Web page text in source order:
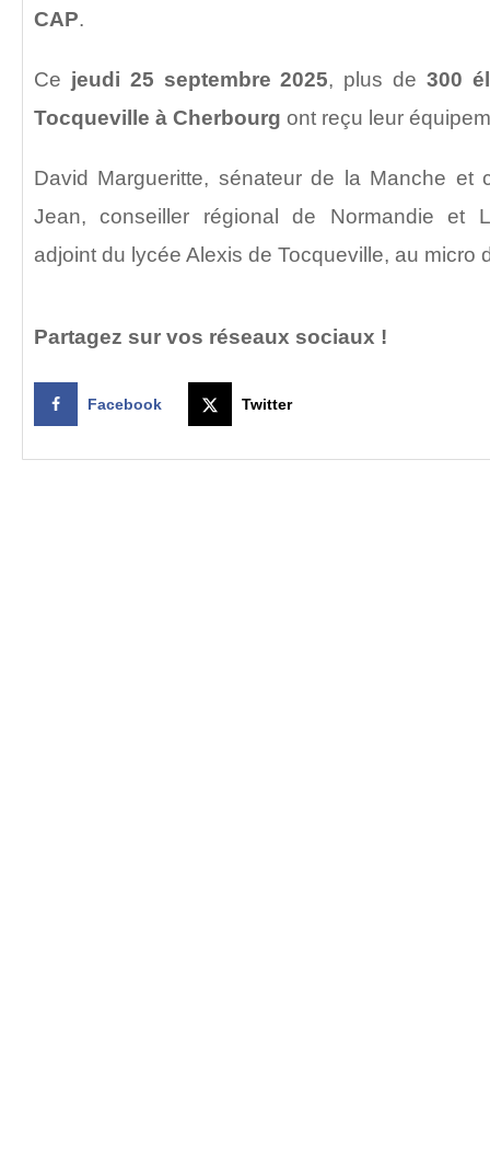
CAP.
Ce jeudi 25 septembre 2025, plus de 300
Tocqueville à Cherbourg ont reçu leur
David Margueritte, sénateur de la Manche et
Jean, conseiller régional de Normandie et
adjoint du lycée Alexis de Tocqueville, au micro
Partagez sur vos réseaux sociaux !
Facebook Twitter